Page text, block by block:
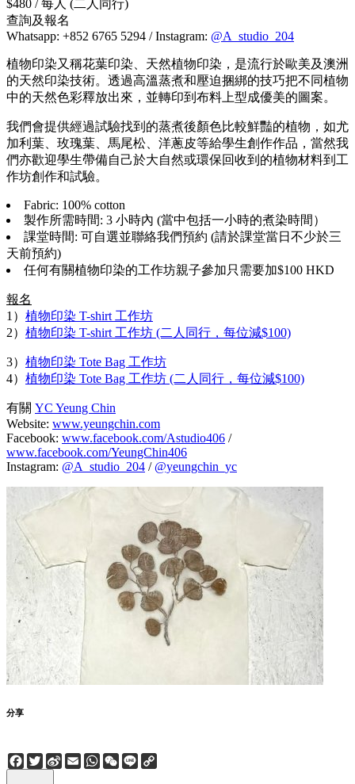
$480 / 每人 (二人同行)
查詢及報名
Whatsapp: +852 6765 5294 / Instagram: @A_studio_204
植物印染又稱花葉印染、天然植物印染，是流行於歐美及澳洲
的天然印染技術。透過高溫蒸煮和壓迫捆綁的技巧把不同植物
中的天然色彩釋放出來，並轉印到布料上型成優美的圖案。
我們會提供經過試驗找到的蒸煮後顏色比較鮮豔的植物，如尤
加利葉、玫瑰葉、馬尾松、洋蔥皮等給學生創作作品，當然我
們亦歡迎學生帶備自己於大自然或環保回收到的植物材料到工
作坊創作和試驗。
Fabric: 100% cotton
製作所需時間: 3 小時內 (當中包括一小時的煮染時間）
課堂時間: 可自選並聯絡我們預約 (請於課堂當日不少於三
天前預約)
任何有關植物印染的工作坊親子參加只需要加$100 HKD
報名
1） 植物印染 T-shirt 工作坊
2） 植物印染 T-shirt 工作坊 (二人同行，每位減$100)
3） 植物印染 Tote Bag 工作坊
4） 植物印染 Tote Bag 工作坊 (二人同行，每位減$100)
有關 YC Yeung Chin
Website: www.yeungchin.com
Facebook: www.facebook.com/Astudio406 /
www.facebook.com/YeungChin406
Instagram: @A_studio_204 / @yeungchin_yc
分享
Facebook
Twitter
Sina
Weibo
EmailWhatsApp
WeChat
Line